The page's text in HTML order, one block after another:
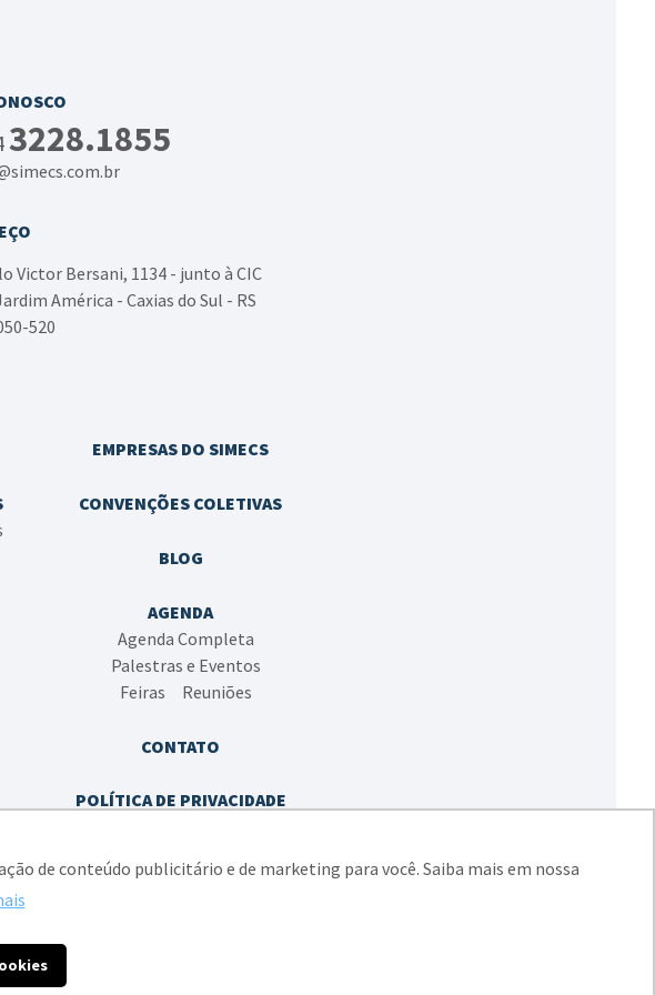
de conteúdo publicitário e de marketing para você. Saiba mais em nossa
3228.1855
Victor Bersani, 1134 - junto à CIC
América - Caxias do Sul - RS
520
EMPRESAS DO SIMECS
CONVENÇÕES COLETIVAS
BLOG
AGENDA
Agenda Completa
Palestras e Eventos
Feiras
Reuniões
CONTATO
POLÍTICA DE PRIVACIDADE
Elétrico de Caxias do Sul e Região